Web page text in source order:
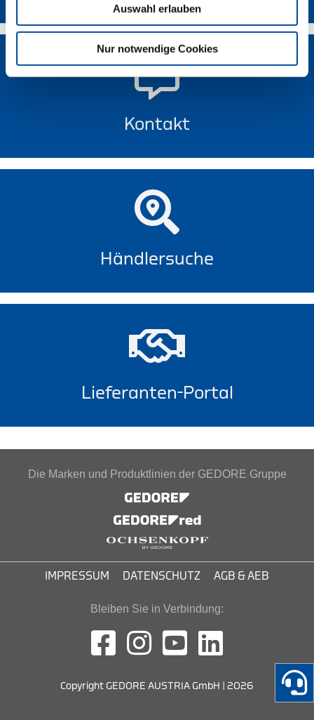
Auswahl erlauben
Nur notwendige Cookies
Kontakt
Händlersuche
Lieferanten-Portal
Die Marken und Produktlinien der GEDORE Gruppe
IMPRESSUM DATENSCHUTZ AGB & AEB
Bleiben Sie in Verbindung:
Copyright GEDORE AUSTRIA GmbH | 2026